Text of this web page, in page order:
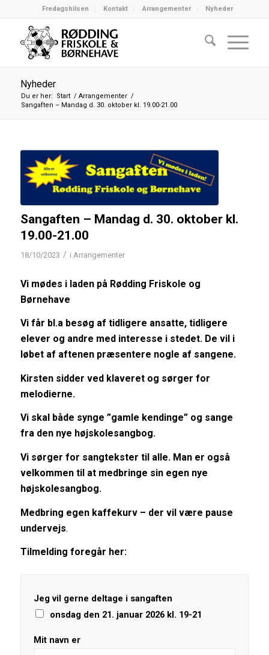
Fredagshilsen Kontakt Arrangementer Nyheder
Nyheder
Du er her: Start / Arrangementer /
Sangaften – Mandag d. 30. oktober kl. 19.00-21.00
Sangaften – Mandag d. 30. oktober kl.
19.00-21.00
18/10/2023 / i Arrangementer
Vi mødes i laden på Rødding Friskole og
Børnehave
Vi får bl.a besøg af tidligere ansatte, tidligere
elever og andre med interesse i stedet. De vil i
løbet af aftenen præsentere nogle af sangene.
Kirsten sidder ved klaveret og sørger for
melodierne.
Vi skal både synge ”gamle kendinge” og sange
fra den nye højskolesangbog.
Vi sørger for sangtekster til alle. Man er også
velkommen til at medbringe sin egen nye
højskolesangbog.
Medbring egen kaffekurv – der vil være pause
undervejs.
Tilmelding foregår her:
Jeg vil gerne deltage i sangaften
onsdag den 21. januar 2026 kl. 19-21
Mit navn er